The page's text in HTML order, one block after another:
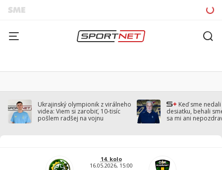
Ukrajinský olympionik z virálneho
videa: Viem si zarobiť, 10-tisíc
pošlem radšej na vojnu
Keď sme
desiatku, behali
sa mi ani
14. kolo
16.05.2026, 15:00